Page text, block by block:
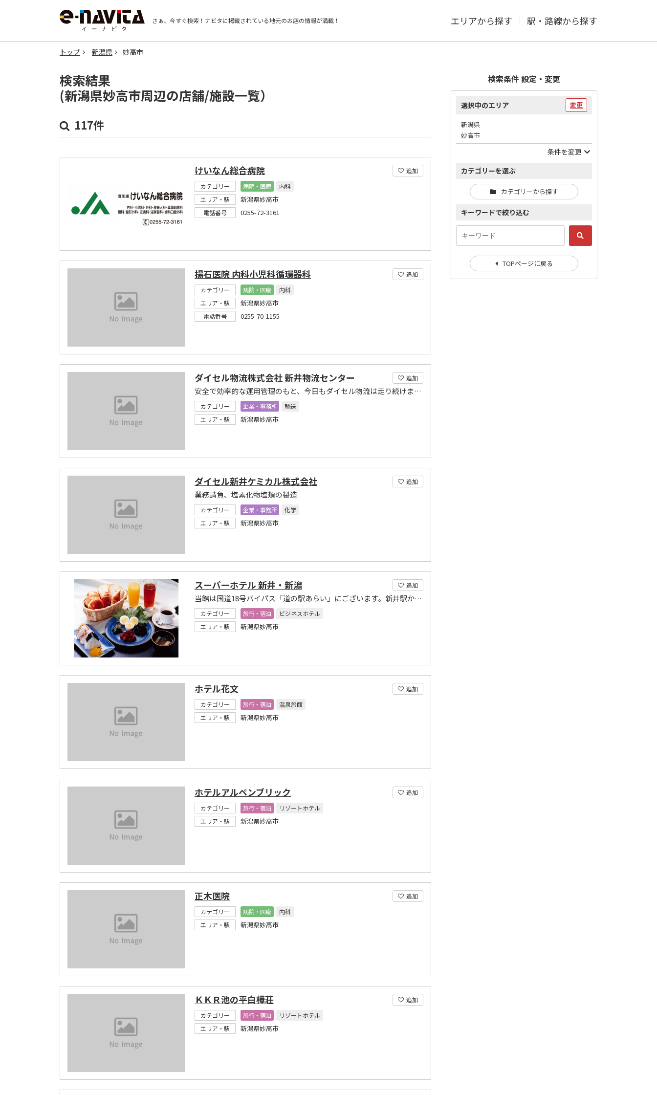
さぁ、今すぐ検索！ ナビタに掲載されている地元のお店の情報が満載！ エリアから探す 駅・路線から探す
トップ 新潟県 妙高市
検索結果
(新潟県妙高市周辺の店舗/施設一覧）
117件
追加
けいなん総合病院
カテゴリー 病院・医療
内科
エリア・駅
新潟県妙高市
電話番号 0255-72-3161
追加
揚石医院 内科小児科循環器科
カテゴリー 病院・医療
内科
エリア・駅
新潟県妙高市
電話番号 0255-70-1155
追加
ダイセル物流株式会社 新井物流センター
安全で効率的な運用管理のもと、今日もダイセル物流は走り続けます。
カテゴリー 企業・事務所
輸送
エリア・駅
新潟県妙高市
追加
ダイセル新井ケミカル株式会社
業務請負、塩素化物塩類の製造
カテゴリー 企業・事務所
化学
エリア・駅
新潟県妙高市
追加
スーパーホテル 新井・新潟
当館は国道18号バイパス「道の駅あらい」にございます。新井駅からはタクシーで10分です。
カテゴリー 旅行・宿泊
ビジネスホテル
エリア・駅
新潟県妙高市
追加
ホテル花文
カテゴリー 旅行・宿泊
温泉旅館
エリア・駅
新潟県妙高市
追加
ホテルアルペンブリック
カテゴリー 旅行・宿泊
リゾートホテル
エリア・駅
新潟県妙高市
追加
正木医院
カテゴリー 病院・医療
内科
エリア・駅
新潟県妙高市
追加
ＫＫＲ池の平白樺荘
カテゴリー 旅行・宿泊
リゾートホテル
エリア・駅
新潟県妙高市
検索条件 設定・変更
選択中のエリア 変更
新潟県
妙高市
条件を変更
カテゴリーを選ぶ
カテゴリーから探す
キーワードで絞り込む
TOPページに戻る